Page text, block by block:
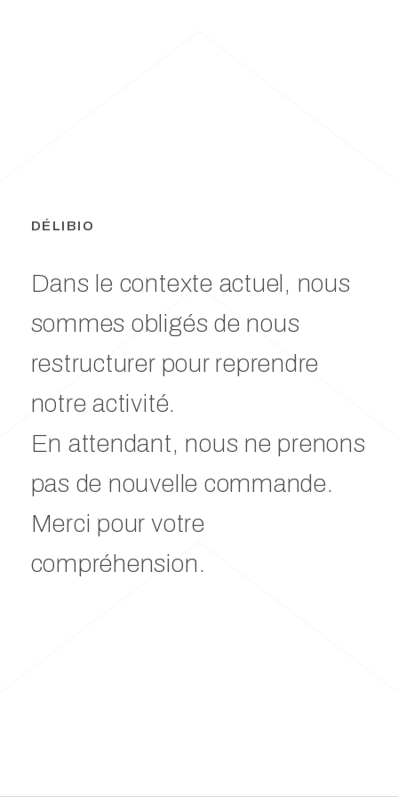
DÉLIBIO
Dans le contexte actuel, nous
sommes obligés de nous
restructurer pour reprendre
notre activité.
En attendant, nous ne prenons
pas de nouvelle commande.
Merci pour votre
compréhension.